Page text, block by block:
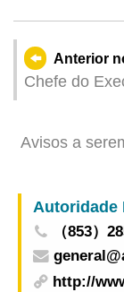
Anterior
Chefe do
Avisos a
Autoridade
（853）
http://